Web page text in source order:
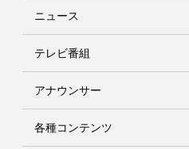
ニュース
テレビ番組
アナウンサー
各種コンテンツ